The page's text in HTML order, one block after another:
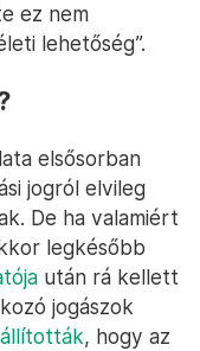
ez nem
lehetőség”.
elsősorban
jogról elvileg
De ha valamiért
legkésőbb
után rá kellett
jogászok
, hogy az